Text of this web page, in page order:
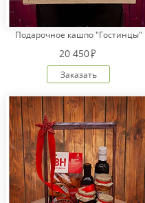
Подарочное кашпо "Гостинцы"
20 450
Заказать